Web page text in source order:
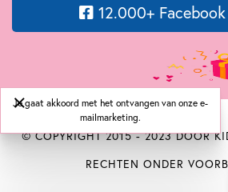
12.000+
© COPYRIGHT 2015 - 2023 DOOR
RECHTEN ONDER
Je gaat akkoord met het ontvangen van onze e-
mailmarketing.